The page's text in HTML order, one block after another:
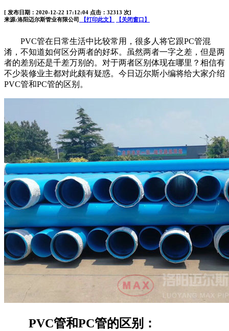
[ 发布日期：2020-12-22 17:12:04 点击：32313 次]
来源:洛阳迈尔斯管业有限公司
【打印此文】 【关闭窗口】
PVC管在日常生活中比较常用，很多人将它跟PC管混
淆，不知道如何区分两者的好坏。虽然两者一字之差，但是两
者的差别还是千差万别的。对于两者区别体现在哪里？相信有
不少装修业主都对此颇有疑惑。今日迈尔斯小编将给大家介绍
PVC管和PC管的区别。
PVC管和PC管的区别：